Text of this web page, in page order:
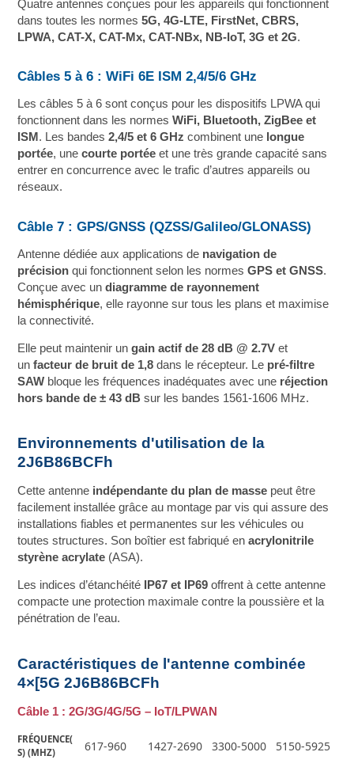
Quatre antennes conçues pour les appareils qui fonctionnent
dans toutes les normes5G, 4G-LTE, FirstNet, CBRS,
LPWA, CAT-X, CAT-Mx, CAT-NBx, NB-IoT, 3G et 2G.
Câbles 5 à 6 : WiFi 6E ISM 2,4/5/6 GHz
Les câbles 5 à 6 sont conçus pour les dispositifs LPWA qui
fonctionnent dans les normesWiFi, Bluetooth, ZigBee et
ISM . Les bandes2,4/5 et 6 GHz combinent une longue
portée, unecourte portée et une très grande capacité sans
entrer en concurrence avec le trafic d’autres appareils ou
réseaux.
Câble 7 : GPS/GNSS (QZSS/Galileo/GLONASS)
Antenne dédiée aux applications de navigation de
précision qui fonctionnent selon les normesGPS et GNSS.
Conçue avec undiagramme de rayonnement
hémisphérique, elle rayonne sur tous les plans et maximise
la connectivité.
Elle peut maintenir ungain actif de 28 dB @ 2.7V et
unfacteur de bruit de 1,8 dans le récepteur. Le pré-filtre
SAW bloque les fréquences inadéquates avec une réjection
hors bande de ± 43 dB sur les bandes 1561-1606 MHz.
Environnements d'utilisation de la
2J6B86BCFh
Cette antenne indépendante du plan de masse peut être
facilement installée grâce au montage par vis qui assure des
installations fiables et permanentes sur les véhicules ou
toutes structures. Son boîtier est fabriqué enacrylonitrile
styrène acrylate (ASA).
Les indices d’étanchéité IP67 et IP69 offrent à cette antenne
compacte une protection maximale contre la poussière et la
pénétration de l’eau.
Caractéristiques de l'antenne combinée
4×[5G 2J6B86BCFh
Câble 1 : 2G/3G/4G/5G – IoT/LPWAN
FRÉQUENCE(
S) (MHZ)
617-960 1427-2690 3300-5000 5150-5925